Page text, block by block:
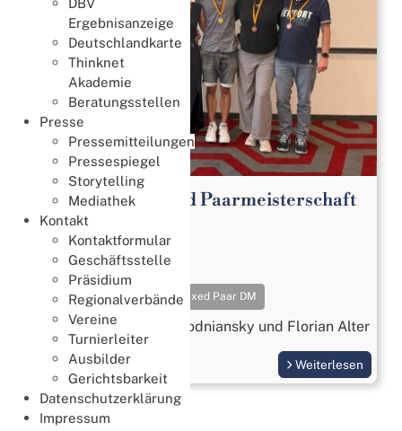
DBV
Ergebnisanzeige
Deutschlandkarte
Thinknet
Akademie
Beratungsstellen
Presse
Pressemitteilungen
Pressespiegel
Storytelling
Mediathek
Kontakt
Kontaktformular
Geschäftsstelle
Präsidium
Regionalverbände
Vereine
Turnierleiter
Ausbilder
Gerichtsbarkeit
Datenschutzerklärung
Impressum
65. Deutsche Mixed Paarmeisterschaft
2026
Meisterschaften
18. Juli 2026
Meisterschaften Mixed Paar DM
Gold geht an Beatrix Wodniansky und Florian Alter
Weiterlesen